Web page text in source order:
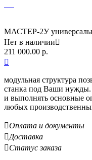
МАСТЕР-2У
Нет в наличии
211 000.00 р.

модульная структура
станка под Ваши нужды.
и выполнять основные
любых
Оплата и документы
Доставка
Статус заказа